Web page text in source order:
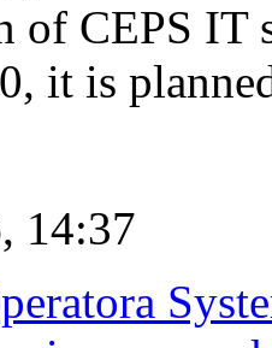
of CEPS IT
it is
14:37